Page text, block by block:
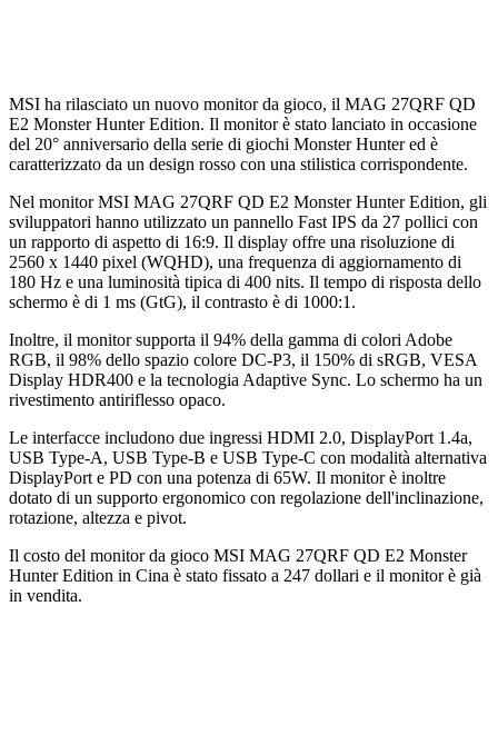
MSI ha rilasciato un nuovo monitor da gioco, il MAG 27QRF QD
E2 Monster Hunter Edition. Il monitor è stato lanciato in occasione
del 20° anniversario della serie di giochi Monster Hunter ed è
caratterizzato da un design rosso con una stilistica corrispondente.
Nel monitor MSI MAG 27QRF QD E2 Monster Hunter Edition, gli
sviluppatori hanno utilizzato un pannello Fast IPS da 27 pollici con
un rapporto di aspetto di 16:9. Il display offre una risoluzione di
2560 x 1440 pixel (WQHD), una frequenza di aggiornamento di
180 Hz e una luminosità tipica di 400 nits. Il tempo di risposta dello
schermo è di 1 ms (GtG), il contrasto è di 1000:1.
Inoltre, il monitor supporta il 94% della gamma di colori Adobe
RGB, il 98% dello spazio colore DC-P3, il 150% di sRGB, VESA
Display HDR400 e la tecnologia Adaptive Sync. Lo schermo ha un
rivestimento antiriflesso opaco.
Le interfacce includono due ingressi HDMI 2.0, DisplayPort 1.4a,
USB Type-A, USB Type-B e USB Type-C con modalità alternativa
DisplayPort e PD con una potenza di 65W. Il monitor è inoltre
dotato di un supporto ergonomico con regolazione dell'inclinazione,
rotazione, altezza e pivot.
Il costo del monitor da gioco MSI MAG 27QRF QD E2 Monster
Hunter Edition in Cina è stato fissato a 247 dollari e il monitor è già
in vendita.